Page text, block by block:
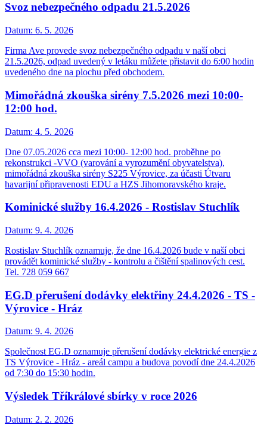
Svoz nebezpečného odpadu 21.5.2026
Datum: 6. 5. 2026
Firma Ave provede svoz nebezpečného odpadu v naší obci
21.5.2026, odpad uvedený v letáku můžete přistavit do 6:00 hodin
uvedeného dne na plochu před obchodem.
Mimořádná zkouška sirény 7.5.2026 mezi 10:00-
12:00 hod.
Datum: 4. 5. 2026
Dne 07.05.2026 cca mezi 10:00- 12:00 hod. proběhne po
rekonstrukci -VVO (varování a vyrozumění obyvatelstva),
mimořádná zkouška sirény S225 Výrovice, za účasti Útvaru
havarijní připravenosti EDU a HZS Jihomoravského kraje.
Kominické služby 16.4.2026 - Rostislav Stuchlík
Datum: 9. 4. 2026
Rostislav Stuchlík oznamuje, že dne 16.4.2026 bude v naší obci
provádět kominické služby - kontrolu a čištění spalinových cest.
Tel. 728 059 667
EG.D přerušení dodávky elektřiny 24.4.2026 - TS -
Výrovice - Hráz
Datum: 9. 4. 2026
Společnost EG.D oznamuje přerušení dodávky elektrické energie z
TS Výrovice - Hráz - areál campu a budova povodí dne 24.4.2026
od 7:30 do 15:30 hodin.
Výsledek Tříkrálové sbírky v roce 2026
Datum: 2. 2. 2026